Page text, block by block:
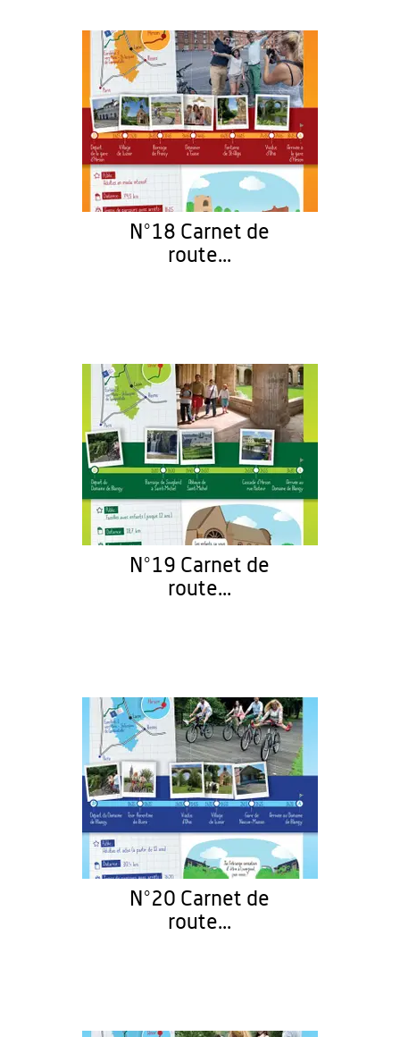
N°18 Carnet de
route...
N°19 Carnet de
route...
N°20 Carnet de
route...